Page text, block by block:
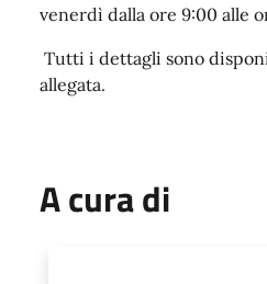
venerdì dalla ore 9:00 alle
Tutti i dettagli sono
allegata.
A cura di